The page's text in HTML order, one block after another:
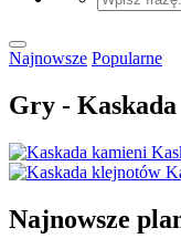
Najnowsze Popularne
Gry - Kaskada
Najnowsze